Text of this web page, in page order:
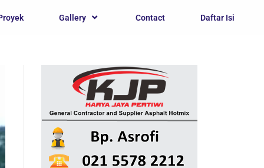
Gallery Contact Daftar Isi